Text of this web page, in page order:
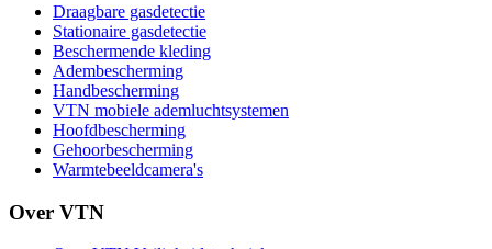
Draagbare gasdetectie
Stationaire gasdetectie
Beschermende kleding
Adembescherming
Handbescherming
VTN mobiele ademluchtsystemen
Hoofdbescherming
Gehoorbescherming
Warmtebeeldcamera's
Over VTN